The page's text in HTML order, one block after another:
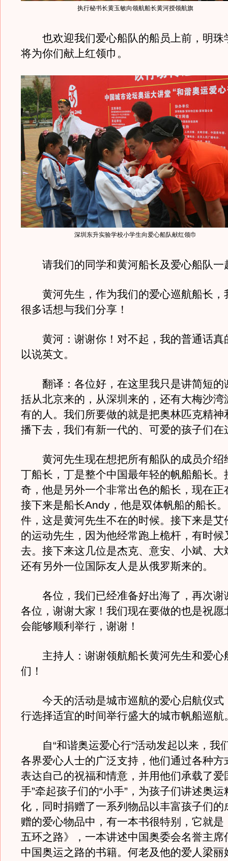
执行秘书长黄玉敏向领航船长黄河授领航旗
也欢迎我们爱心船队的船员上前，明珠
将为你们献上红领巾。
深圳东升实验学校小学生向爱心船队献红领巾
请我们的同学和黄河船长及爱心船队一
黄河先生，作为我们的爱心巡航船长，
很多话想与我们分享！
黄河：谢谢你！对不起，我的普通话真
以说英文。
翻译：各位好，在这里我只是讲简短的
括从北京来的，从深圳来的，还有大梅沙湾
有的人。我们所要做的就是把奥林匹克精神
播下去，我们有新一代的、可爱的孩子们在
黄河先生现在想把所有船队的成员介绍
丁船长，丁是整个中国最年轻的帆船船长。
奇，他是另外一个非常出色的船长，现在正
接下来是船长Andy，他是双体帆船的船长
件，这是黄河先生不在的时候。接下来是艾
的运动先生，因为他经常跑上桅杆，有时候
去。接下来这几位是杰克、意安、小斌、大
还有另外一位国际友人是从俄罗斯来的。
各位，我们已经准备好出海了，再次谢
各位，谢谢大家！我们现在要做的也是祝愿
会能够顺利举行，谢谢！
主持人：谢谢领航船长黄河先生和爱心
们！
今天的活动是城市巡航的爱心启航仪式
行选择适宜的时间举行盛大的城市帆船巡航
自“和谐奥运爱心行”活动发起以来，我
各界爱心人士的广泛支持，他们通过各种方
表达自己的祝福和情意，并用他们承载了爱
手”牵起孩子们的“小手”，为孩子们讲述奥
化，同时捐赠了一系列物品以丰富孩子们的
赠的爱心物品中，有一本书很特别，它就
五环之路》，一本讲述中国奥委会名誉主席
中国奥运之路的书籍。何老及他的爱人梁丽